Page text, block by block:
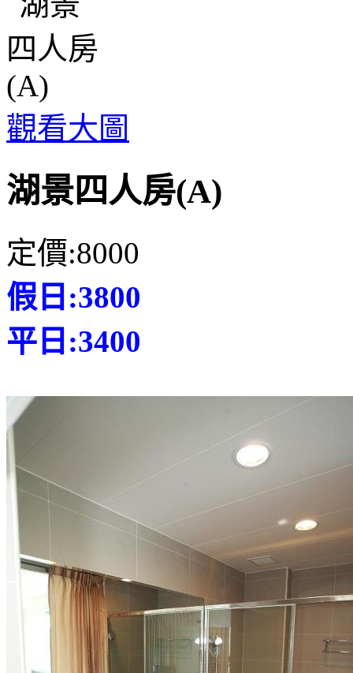
觀看大圖
湖景四人房(A)
定價:8000
假日:3800
平日:3400